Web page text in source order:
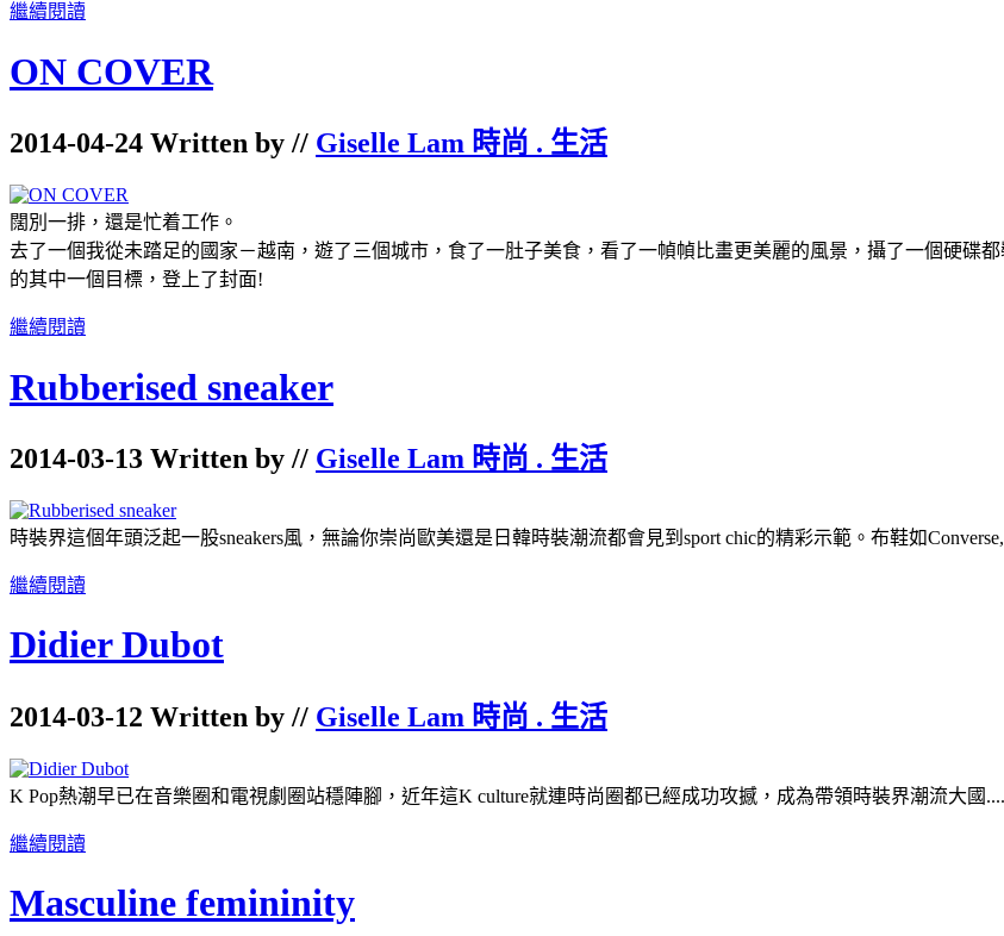
繼續閱讀
ON COVER
2014-04-24 Written by // Giselle Lam 時尚 . 生活
闊別一排，還是忙着工作。
去了一個我從未踏足的國家－越南，遊了三個城市，食了一肚子美食，看了一幀幀比畫更美麗的風景，攝了一個硬碟
的其中一個目標，登上了封面!
繼續閱讀
Rubberised sneaker
2014-03-13 Written by // Giselle Lam 時尚 . 生活
時裝界這個年頭泛起一股sneakers風，無論你崇尚歐美還是日韓時裝潮流都會見到sport chic的精彩示範。布鞋如
繼續閱讀
Didier Dubot
2014-03-12 Written by // Giselle Lam 時尚 . 生活
K Pop熱潮早已在音樂圈和電視劇圈站穩陣腳，近年這K culture就連時尚圈都已經成功攻撼，成為帶領時裝界潮流大國....
繼續閱讀
Masculine femininity